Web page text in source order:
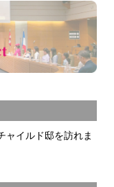
イルド邸を訪れま